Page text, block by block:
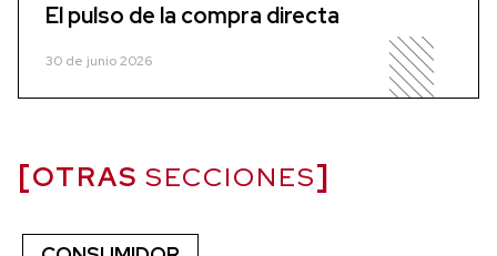
El pulso de la compra directa
30 de junio 2026
OTRAS SECCIONES